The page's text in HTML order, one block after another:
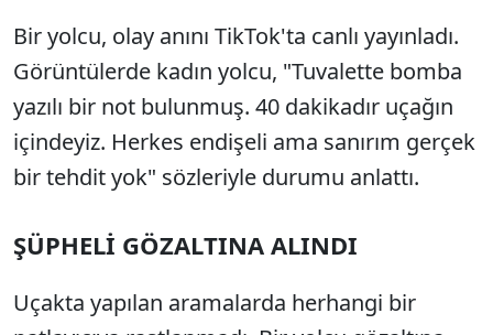
Bir yolcu, olay anını TikTok'ta canlı yayınladı.
Görüntülerde kadın yolcu, "Tuvalette bomba
yazılı bir not bulunmuş. 40 dakikadır uçağın
içindeyiz. Herkes endişeli ama sanırım gerçek
bir tehdit yok" sözleriyle durumu anlattı.
ŞÜPHELİ GÖZALTINA ALINDI
Uçakta yapılan aramalarda herhangi bir